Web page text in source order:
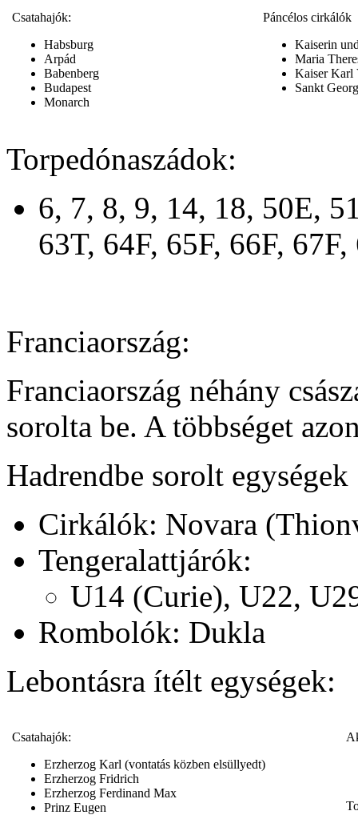
Csatahajók:
Habsburg
Arpád
Babenberg
Budapest
Monarch
Páncélos cirkálók
Kaiserin
Maria
Kaiser Karl
Sankt Georg
Torpedónaszádok:
6, 7, 8, 9, 14, 18, 50E,
63T, 64F, 65F, 66F,
Franciaország:
Franciaország néhány
sorolta be. A többséget
Hadrendbe sorolt egységek
Cirkálók: Novara
Tengeralattjárók:
U14 (Curie), U22,
Rombolók: Dukla
Lebontásra ítélt egységek:
Csatahajók:
Erzherzog Karl (vontatás közben elsüllyedt)
Erzherzog Fridrich
Erzherzog Ferdinand Max
Prinz Eugen